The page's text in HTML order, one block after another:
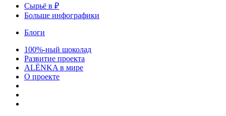
Сырьё в ₽
Больше инфографики
Блоги
100%-ный шоколад
Развитие проекта
ALЁNKA в мире
О проекте